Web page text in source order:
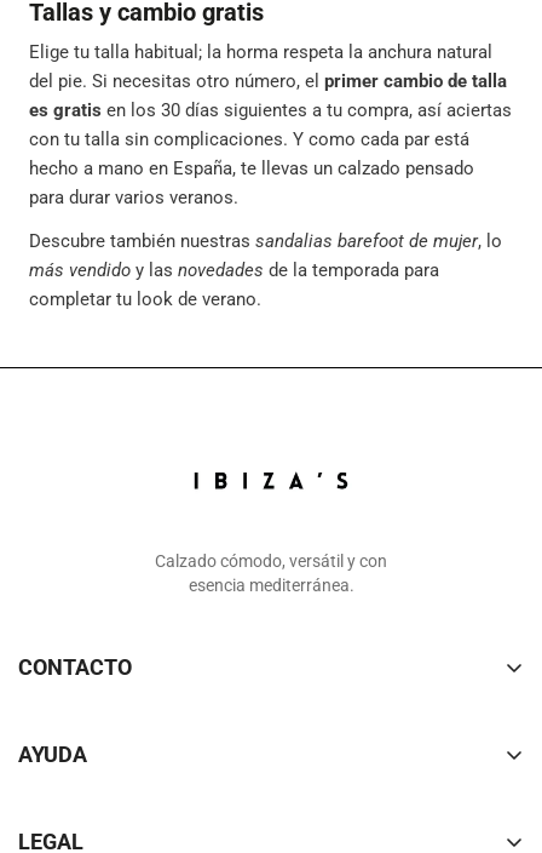
Tallas y cambio gratis
Elige tu talla habitual; la horma respeta la anchura natural
del pie. Si necesitas otro número, el primer cambio de talla
es gratis en los 30 días siguientes a tu compra, así aciertas
con tu talla sin complicaciones. Y como cada par está
hecho a mano en España, te llevas un calzado pensado
para durar varios veranos.
Descubre también nuestras sandalias barefoot de mujer, lo
más vendido y las novedades de la temporada para
completar tu look de verano.
Calzado cómodo, versátil y con
esencia mediterránea.
CONTACTO
Viernes de 8 a 15h.
AYUDA
LEGAL